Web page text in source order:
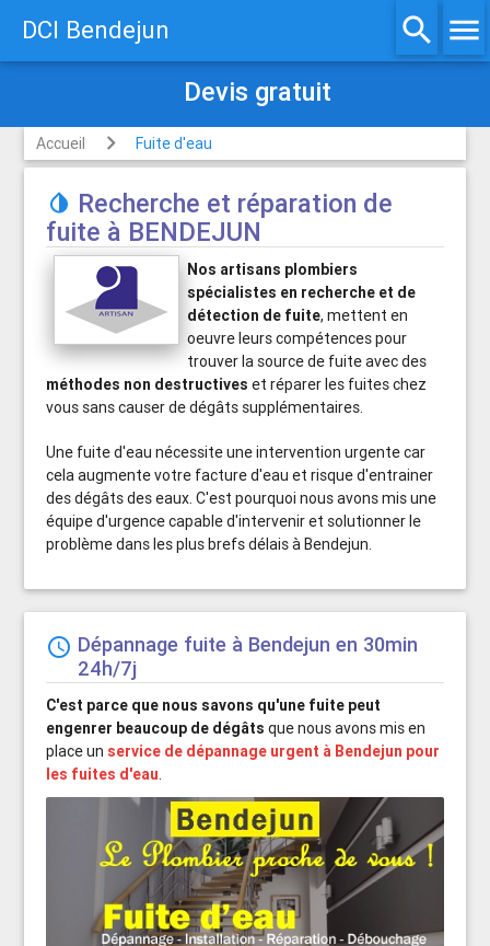
DCI Bendejun search menu
Devis gratuit
Accueil Fuite d'eau
 Recherche et réparation de
fuite à BENDEJUN
Nos artisans plombiers
spécialistes en recherche et de
détection de fuite, mettent en
oeuvre leurs compétences pour
trouver la source de fuite avec des
méthodes non destructives et réparer les fuites chez
vous sans causer de dégâts supplémentaires.
Une fuite d'eau nécessite une intervention urgente car
cela augmente votre facture d'eau et risque d'entrainer
des dégâts des eaux. C'est pourquoi nous avons mis une
équipe d'urgence capable d'intervenir et solutionner le
problème dans les plus brefs délais à Bendejun.
schedule Dépannage fuite à Bendejun en 30min
24h/7j
C'est parce que nous savons qu'une fuite peut
engenrer beaucoup de dégâts que nous avons mis en
place un service de dépannage urgent à Bendejun pour
les fuites d'eau.